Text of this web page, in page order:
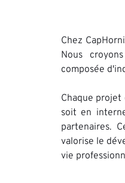
Chez
Nous
composée
Chaque projet
soit en
partenaires.
valorise le
vie